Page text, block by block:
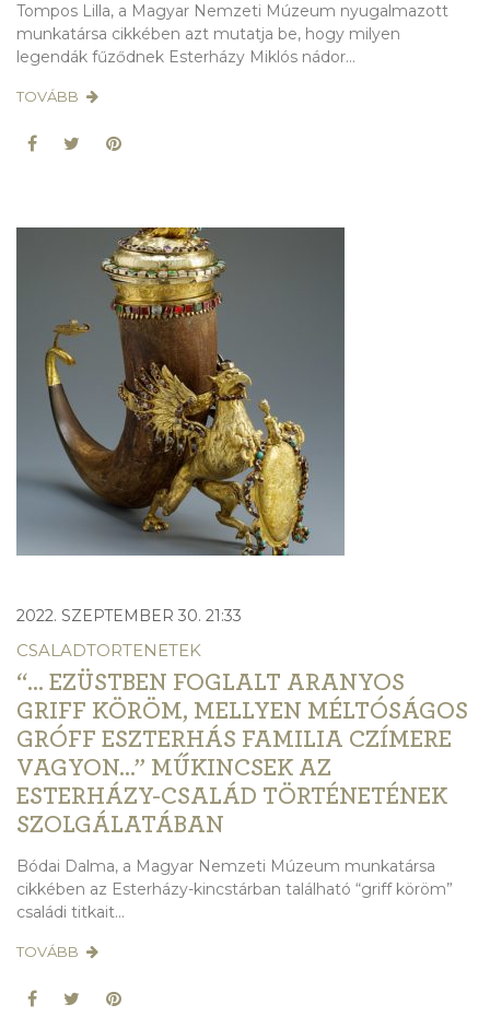
Tompos Lilla, a Magyar Nemzeti Múzeum nyugalmazott
munkatársa cikkében azt mutatja be, hogy milyen
legendák fűződnek Esterházy Miklós nádor...
TOVÁBB
2022. SZEPTEMBER 30. 21:33
CSALADTORTENETEK
“… EZÜSTBEN FOGLALT ARANYOS
GRIFF KÖRÖM, MELLYEN MÉLTÓSÁGOS G
RÓFF ESZTERHÁS FAMILIA CZÍMERE VA
GYON…” MŰKINCSEK AZ ES
TERHÁZY-CSALÁD TÖRTÉNETÉNEK SZ
OLGÁLATÁBAN
Bódai Dalma, a Magyar Nemzeti Múzeum munkatársa
cikkében az Esterházy-kincstárban található “griff köröm”
családi titkait...
TOVÁBB